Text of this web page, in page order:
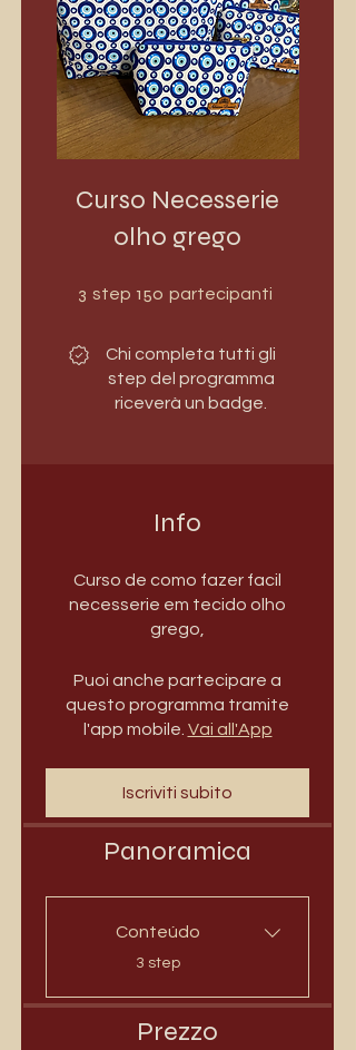
Curso Necesserie
olho grego
3 step 150 partecipanti
Chi completa tutti gli
step del programma
riceverà un badge.
Info
Curso de como fazer facil
necesserie em tecido olho
grego,
Puoi anche partecipare a
questo programma tramite
l'app mobile. Vai all'App
Iscriviti subito
Panoramica
Conteúdo
.
3 step
Prezzo